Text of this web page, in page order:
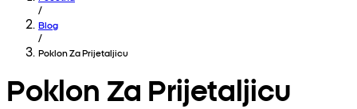
/
Blog
/
Poklon Za Prijetaljicu
Poklon Za Prijetaljicu